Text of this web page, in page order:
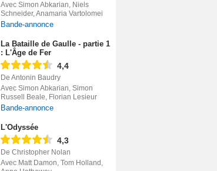
Avec Simon Abkarian, Niels
Schneider, Anamaria Vartolomei
Bande-annonce
La Bataille de Gaulle - partie 1
: L'Âge de Fer
4,4
De Antonin Baudry
Avec Simon Abkarian, Simon
Russell Beale, Florian Lesieur
Bande-annonce
L'Odyssée
4,3
De Christopher Nolan
Avec Matt Damon, Tom Holland,